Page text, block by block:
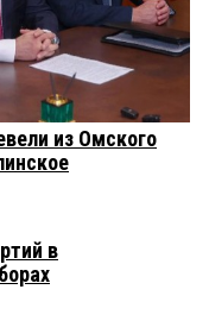
из Омского
в